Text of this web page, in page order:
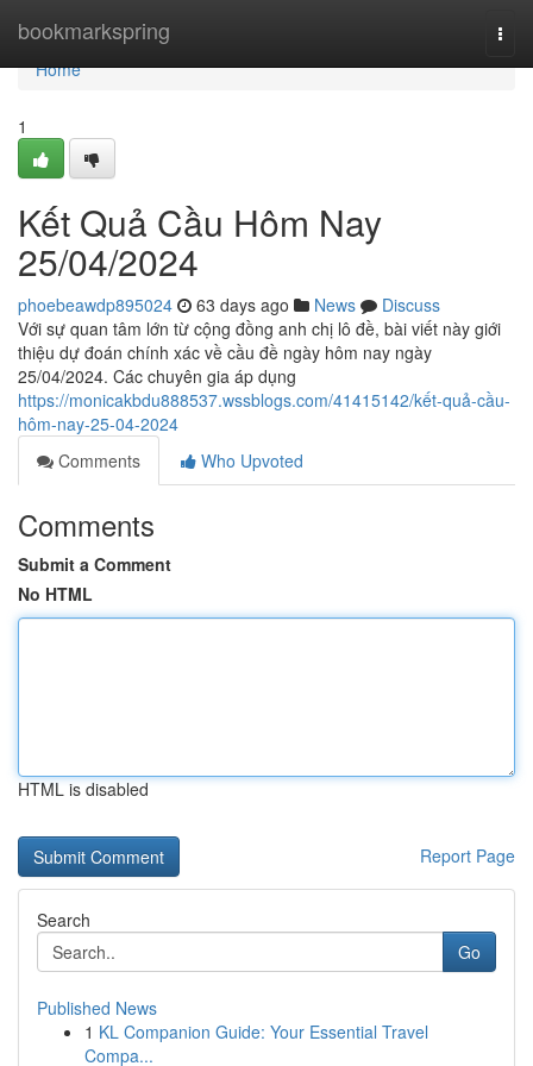
bookmarkspring
Home
Home
1
Kết Quả Cầu Hôm Nay
25/04/2024
phoebeawdp895024 63 days ago News
Discuss
Với sự quan tâm lớn từ cộng đồng anh chị lô đề, bài viết này giới
thiệu dự đoán chính xác về cầu đề ngày hôm nay ngày
25/04/2024. Các chuyên gia áp dụng
https://monicakbdu888537.wssblogs.com/41415142/kết-quả-cầu-
hôm-nay-25-04-2024
Comments
Who Upvoted
Comments
Submit a Comment
No HTML
HTML is disabled
Report Page
Search
Go
Published News
1 KL Companion Guide: Your Essential Travel
Compa...